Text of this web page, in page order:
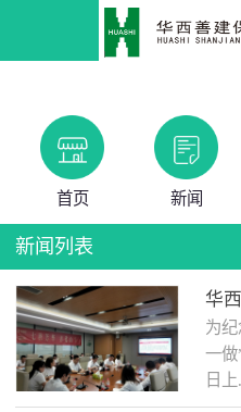
首页 新闻
新闻列表
为
一做
日上